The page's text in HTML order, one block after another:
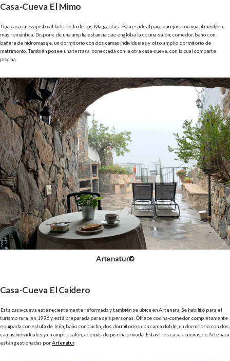
Casa-Cueva El Mimo
Una casa-cueva justo al lado de la de Las Margaritas. Esta es ideal para parejas, con una atmósfera
más romántica. Dispone de una amplia estancia que engloba la cocina-salón, comedor, baño con
bañera de hidromasaje, un dormitorio con dos camas individuales y otro amplio dormitorio de
matrimonio. También posee una terraza, conectada con la otra casa-cueva, con la cual comparte
piscina.
Artenatur©
Casa-Cueva El Caidero
Esta casa-cueva está recientemente reformada y también se ubica en Artenara. Se habilitó para el
turismo rural en 1996 y está preparada para seis personas. Ofrece cocina-comedor completamente
equipada con estufa de leña, baño con ducha, dos dormitorios con cama doble, un dormitorio con dos
camas individuales y un amplio salón, además de piscina privada. Estas tres casas-cuevas de Artenara
están gestionadas porArtenatur.